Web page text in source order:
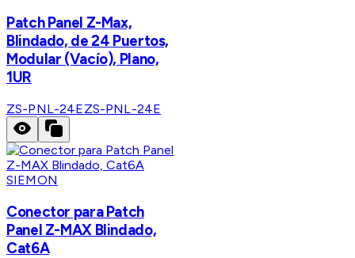
Patch Panel Z-Max,
Blindado, de 24 Puertos,
Modular (Vacío), Plano,
1UR
ZS-PNL-24EZS-PNL-24E
SIEMON
Conector para Patch
Panel Z-MAX Blindado,
Cat6A